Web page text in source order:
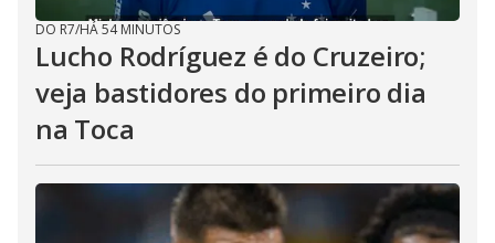
DO R7/HÁ 54 MINUTOS
Lucho Rodríguez é do Cruzeiro;
veja bastidores do primeiro dia
na Toca